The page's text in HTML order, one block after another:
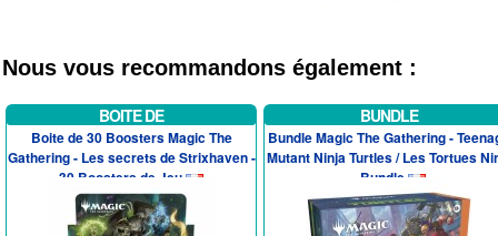
Nous vous recommandons également :
BOITE DE
Boite de 30 Boosters Magic The
Gathering - Les secrets de Strixhaven -
30 Boosters de Jeu
BUNDLE
Bundle Magic The Gathering -
Mutant Ninja Turtles / Les Tortues
- Bundle